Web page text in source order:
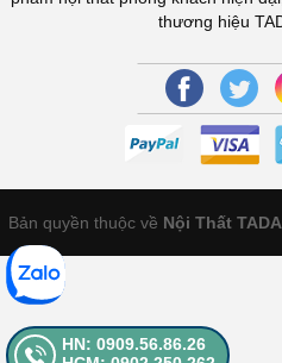
thương hiệu
Bản quyền thuộc về Nội Thất
HN: 0909.56.86.26